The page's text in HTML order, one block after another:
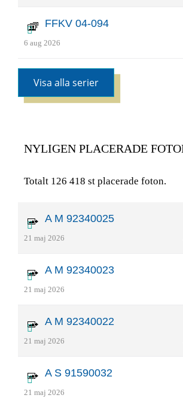
FFKV 04-094
6 aug 2026
Visa alla serier
NYLIGEN PLACERADE
Totalt 126 418 st placerade foton.
A M 92340025
21 maj 2026
A M 92340023
21 maj 2026
A M 92340022
21 maj 2026
A S 91590032
21 maj 2026